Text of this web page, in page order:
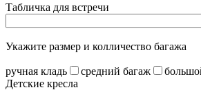
Табличка для встречи
Укажите размер и колличество багажа
ручная кладь средний багаж
Детские кресла